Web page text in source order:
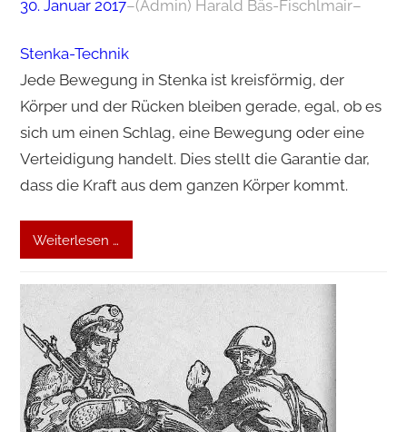
30. Januar 2017–(Admin) Harald Bäs-Fischlmair–
Stenka-Technik
Jede Bewegung in Stenka ist kreisförmig, der
Körper und der Rücken bleiben gerade, egal, ob es
sich um einen Schlag, eine Bewegung oder eine
Verteidigung handelt. Dies stellt die Garantie dar,
dass die Kraft aus dem ganzen Körper kommt.
Weiterlesen …